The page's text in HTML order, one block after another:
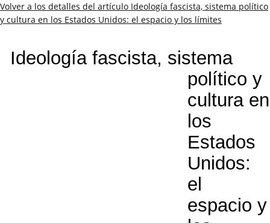
Volver a los detalles del artículo Ideología fascista, sistema político
y cultura en los Estados Unidos: el espacio y los límites